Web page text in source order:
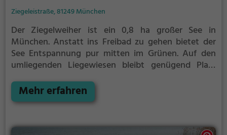
Ziegeleistraße, 81249 München
Der Ziegelweiher ist ein 0,8 ha großer See in
München. Anstatt ins Freibad zu gehen bietet der
See Entspannung pur mitten im Grünen. Auf den
umliegenden Liegewiesen bleibt genügend Platz
September ist der Ziegelweiher ein beliebtes
Ausflugsziel. Egal ob für Familien, Freunde oder
Tage.
Mehr erfahren